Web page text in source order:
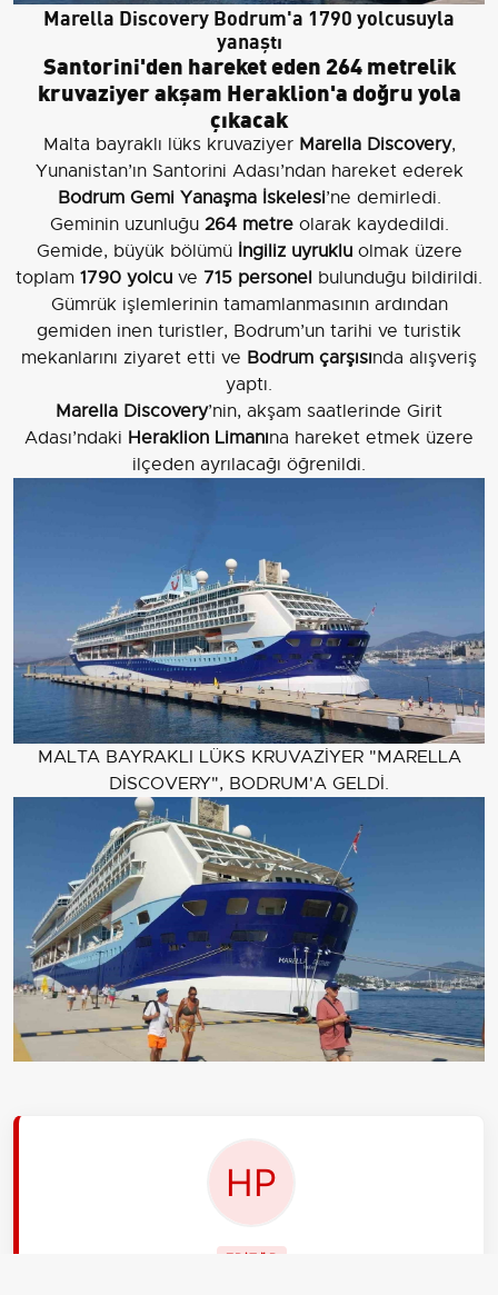
Marella Discovery Bodrum'a 1790 yolcusuyla
yanaştı
Santorini'den hareket eden 264 metrelik
kruvaziyer akşam Heraklion'a doğru yola
çıkacak
Malta bayraklı lüks kruvaziyer Marella Discovery,
Yunanistan’ın Santorini Adası’ndan hareket ederek
Bodrum Gemi Yanaşma İskelesi’ne demirledi.
Geminin uzunluğu 264 metreolarak kaydedildi.
Gemide, büyük bölümü İngiliz uyrukluolmak üzere
toplam 1790 yolcu ve 715 personel bulunduğu bildirildi.
Gümrük işlemlerinin tamamlanmasının ardından
gemiden inen turistler, Bodrum’un tarihi ve turistik
mekanlarını ziyaret etti ve Bodrum çarşısında alışveriş
yaptı.
Marella Discovery’nin, akşam saatlerinde Girit
Adası’ndaki Heraklion Limanına hareket etmek üzere
ilçeden ayrılacağı öğrenildi.
MALTA BAYRAKLI LÜKS KRUVAZİYER "MARELLA
DİSCOVERY", BODRUM'A GELDİ.
EDİTÖR